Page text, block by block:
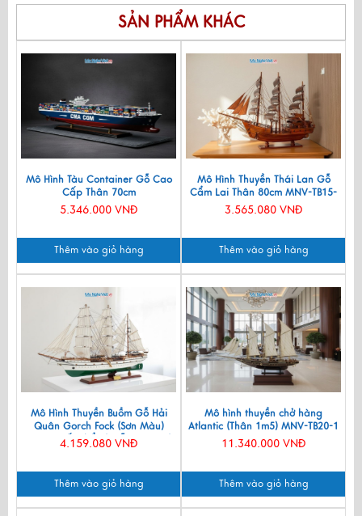
SẢN PHẨM KHÁC
Mô Hình Tàu Container Gỗ Cao
Cấp Thân 70cm
5.346.000 VNĐ
Thêm vào giỏ hàng
Mô Hình Thuyền Thái Lan Gỗ
Cẩm Lai Thân 80cm MNV-TB15-
80C
3.565.080 VNĐ
Thêm vào giỏ hàng
Mô Hình Thuyền Buồm Gỗ Hải
Quân Gorch Fock (Sơn Màu)
Hàng Xuất Khẩu | Gỗ Căm Xe |
4.159.080 VNĐ
Thêm vào giỏ hàng
Mô hình thuyền chở hàng
Atlantic (Thân 1m5) MNV-TB20-1
11.340.000 VNĐ
Thêm vào giỏ hàng